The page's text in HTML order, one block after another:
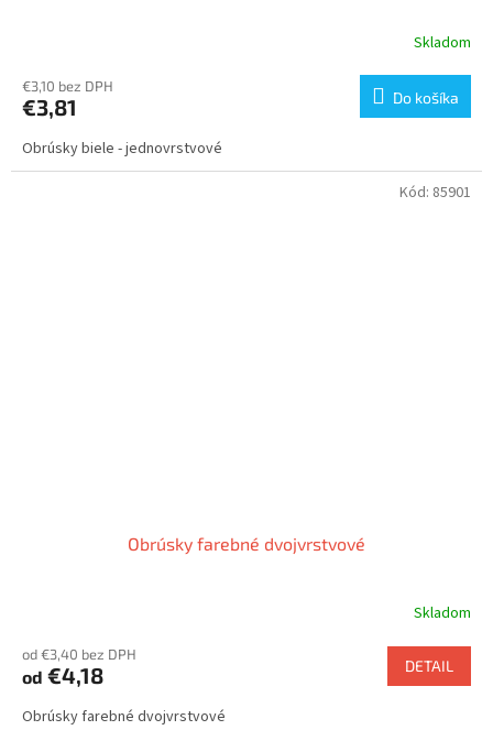
Skladom
€3,10 bez DPH
€3,81 Do košíka
Obrúsky biele - jednovrstvové
Obrúsky farebné dvojvrstvové
Skladom
od €3,40 bez DPH
od €4,18 DETAIL
Obrúsky farebné dvojvrstvové
Kód: 85901